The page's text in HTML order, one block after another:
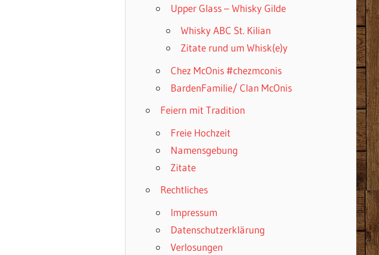
Upper Glass – Whisky Gilde
Whisky ABC St. Kilian
Zitate rund um Whisk(e)y
Chez McOnis #chezmconis
BardenFamilie/ Clan McOnis
Feiern mit Tradition
Freie Hochzeit
Namensgebung
Zitate
Rechtliches
Impressum
Datenschutzerklärung
Verlosungen